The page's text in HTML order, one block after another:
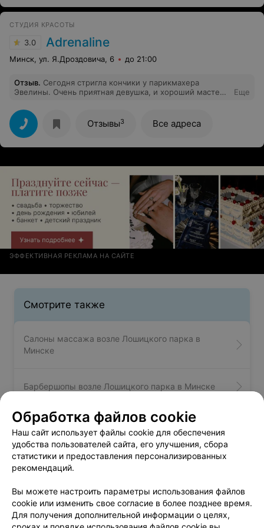
том, что я сама что-то сделала. Фото их работы
СТУДИЯ КРАСОТЫ
3.0 Adrenaline
Минск, ул. Я.Дроздовича, 6 до 21:00
Отзыв. Сегодня стригла кончики у парикмахера
Эвелины. Очень приятная девушка, и хороший мастер.
но такого блеска давно на них не видела. Хорошее
настроение на весь вечер. Спасибо
Еще
Отзывы3 Все адреса
ЭФФЕКТИВНАЯ РЕКЛАМА НА САЙТЕ
Смотрите также
Салоны массажа возле Лошицкого парка в
Минске
Барбершопы возле Лошицкого парка в Минске
Спа-салоны возле Лошицкого парка в Минске
Вам будет интересно
Солярии возле парка Победы в Минске
Обработка файлов cookie
Наш сайт использует файлы cookie для обеспечения
удобства пользователей сайта, его улучшения, сбора
статистики и предоставления персонализированных
рекомендаций.
Вы можете настроить параметры использования файлов
cookie или изменить свое согласие в более позднее время.
Для получения дополнительной информации о целях,